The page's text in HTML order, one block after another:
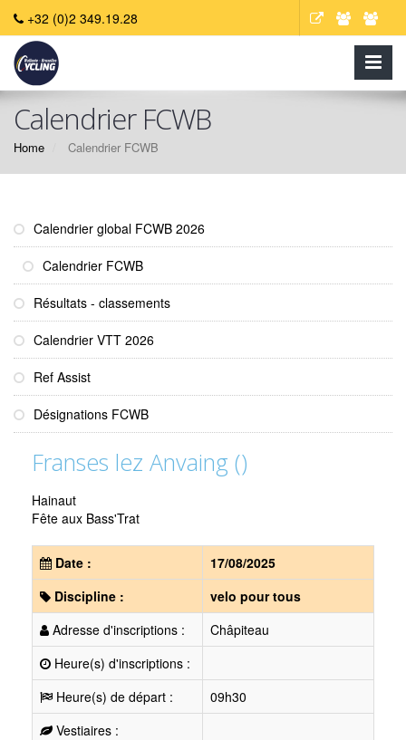
+32 (0)2 349.19.28
Calendrier FCWB
Home Calendrier FCWB
Calendrier global FCWB 2026
Calendrier FCWB
Résultats - classements
Calendrier VTT 2026
Ref Assist
Désignations FCWB
Franses lez Anvaing ()
Hainaut
Fête aux Bass'Trat
Date :
17/08/2025
Discipline :
velo pour tous
Adresse d'inscriptions :
Châpiteau
Heure(s) d'inscriptions :
Heure(s) de départ :
09h30
Vestiaires :